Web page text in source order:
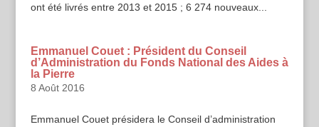
ont été livrés entre 2013 et 2015 ; 6 274 nouveaux...
Emmanuel Couet : Président du Conseil
d’Administration du Fonds National des Aides à
la Pierre
8 Août 2016
Emmanuel Couet présidera le Conseil d’administration